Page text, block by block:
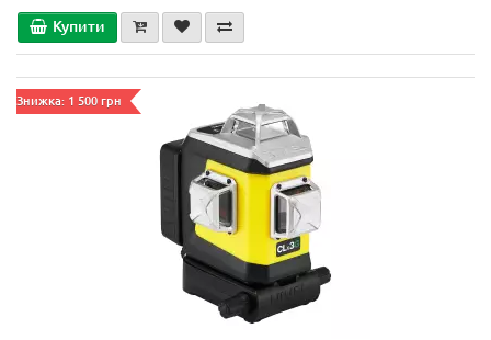
Купити
Знижка: 1 500 грн